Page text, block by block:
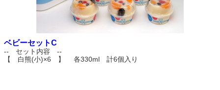
ベビーセットC
-- セット内容 --
【 白熊(小)×6 】 各330ml 計6個入り